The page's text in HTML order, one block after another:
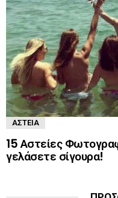
ΑΣΤΕΊΑ
15 Αστείες
γελάσετε σίγουρα!